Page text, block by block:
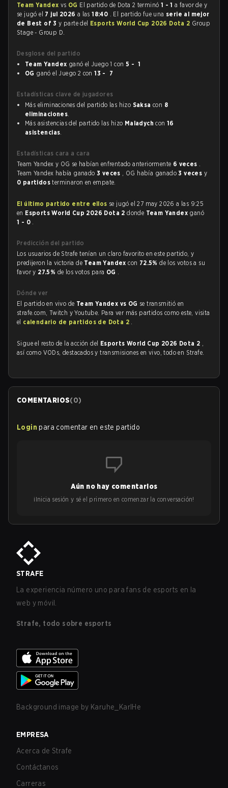
Team Yandex vs OG El partido de Dota 2 terminó 1 - 1 a favor de y
se jugó el 7 jul 2026 a las18:40 . El partido fue una serie al mejor
de Best of 3y parte del Esports World Cup 2026 Dota 2 Group
Stage - Group D.
Desglose del partido
Team Yandex ganó el Juego 1 con 5 - 1
OG ganó el Juego 2 con13 - 7
Estadísticas clave de jugadores
Más eliminaciones del partido las hizo Saksa con 8
eliminaciones.
Más asistencias del partido las hizo Maladych con16
asistencias.
Estadísticas cara a cara
Team Yandex y OG se habían enfrentado anteriormente 6 veces .
Team Yandex había ganado 3 veces , OG había ganado3 veces y
0 partidosterminaron en empate.
El último partido entre ellos se jugó el 27 may 2026 a las 9:25
en Esports World Cup 2026 Dota 2donde Team Yandex ganó
1 - 0 .
Predicción del partido
Los usuarios de Strafe tenían un claro favorito en este partido, y
predijeron la victoria de Team Yandexcon 72.5%de los votos a su
favor y 27.5% de los votos para OG .
Dónde ver
El partido en vivo de Team Yandex vs OG se transmitió en
strafe.com, Twitch y Youtube. Para ver más partidos como este, visita
el calendario de partidos de Dota 2 .
Sigue el resto de la acción del Esports World Cup 2026 Dota 2 ,
así como VODs, destacados y transmisiones en vivo, todo en Strafe.
COMENTARIOS(0)
Login para comentar en este partido
Aún no hay comentarios
¡Inicia sesión y sé el primero en comenzar la conversación!
STRAFE
La experiencia número uno para fans de esports en la
web y móvil.
Strafe, todo sobre esports
Background image by Karuhe_KarlHe
EMPRESA
Acerca de Strafe
Contáctanos
Carreras